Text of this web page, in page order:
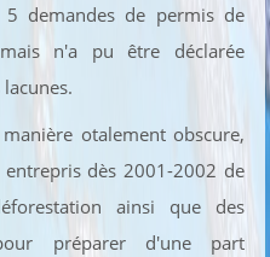
5 demandes de permis de
n'a pu être déclarée
otalement obscure,
entrepris dès 2001-2002 de
ainsi que des
préparer d'une part